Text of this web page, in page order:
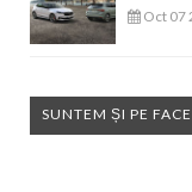
Oct 07
SUNTEM ȘI PE